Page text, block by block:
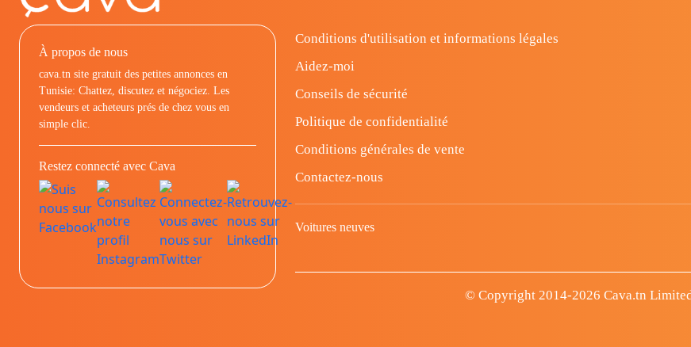
À propos de nous
cava.tn site gratuit des petites annonces en
Tunisie: Chattez, discutez et négociez. Les
vendeurs et acheteurs prés de chez vous en
simple clic.
Restez connecté avec Cava
Conditions d'utilisation et informations légales
Aidez-moi
Conseils de sécurité
Politique de confidentialité
Conditions générales de vente
Contactez-nous
Voitures neuves
© Copyright 2014-2026 Cava.tn